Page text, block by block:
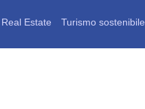
Real Estate Turismo sostenibile